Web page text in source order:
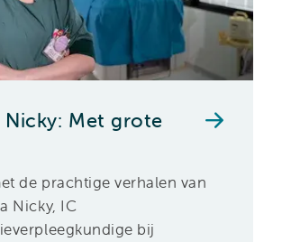
Nicky: Met grote
de prachtige verhalen van
Nicky, IC
bij